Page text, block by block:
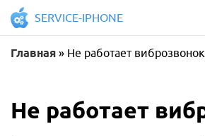
SERVICE-IPHONE
Главная » Не работает виброзвонок
Не работает